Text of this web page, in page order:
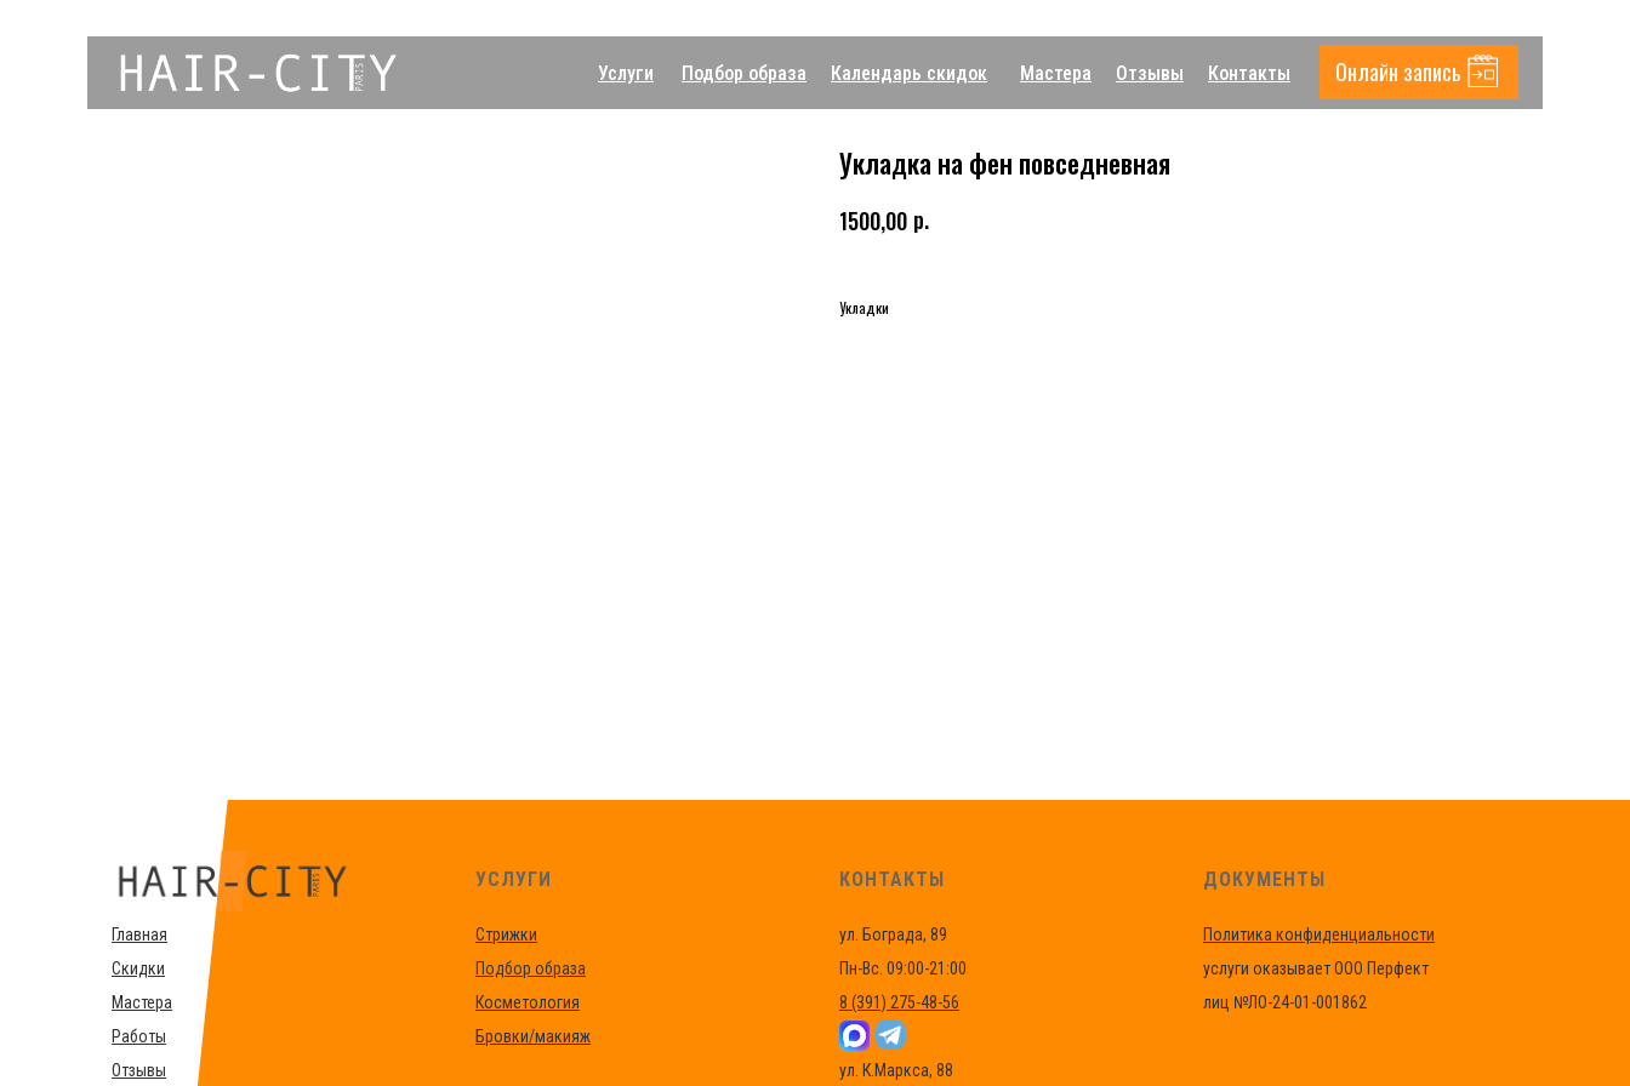
Мастера
Подбор образа Отзывы
Услуги Календарь скидок Контакты Онлайн запись
Укладка на фен повседневная
1500,00 р.
Укладки
Главная
Скидки
Мастера
Работы
Отзывы
УСЛУГИ КОНТАКТЫ
ул. Бограда, 89
Пн-Вс. 09:00-21:00
8 (391) 275-48-56
ул. К.Маркса, 88
ДОКУМЕНТЫ
Политика конфиденциальности
услуги оказывает ООО Перфект
лиц №ЛО-24-01-001862
Стрижки
Подбор образа
Косметология
Бровки/макияж